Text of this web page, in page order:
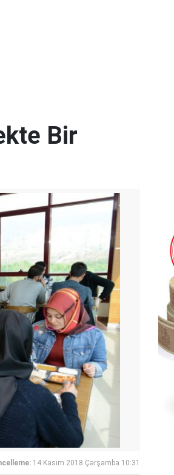
Bir
14 Kasım 2018 Çarşamba 10:31